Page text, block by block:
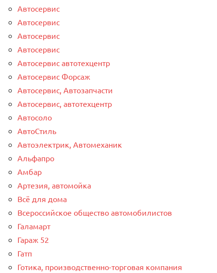
Автосервис
Автосервис
Автосервис
Автосервис
Автосервис автотехцентр
Автосервис Форсаж
Автосервис, Автозапчасти
Автосервис, автотехцентр
Автосоло
АвтоСтиль
Автоэлектрик, Автомеханик
Альфапро
Амбар
Артезия, автомойка
Всё для дома
Всероссийское общество автомобилистов
Галамарт
Гараж 52
Гатп
Готика, производственно-торговая компания